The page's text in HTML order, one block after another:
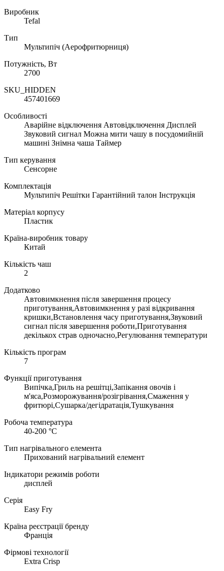
Виробник
Tefal
Тип
Мультипіч (Аерофритюрниця)
Потужність, Вт
2700
SKU_HIDDEN
457401669
Особливості
Аварійне відключення Автовідключення Дисплей
Звуковий сигнал Можна мити чашу в посудомийній
машині Знімна чаша Таймер
Тип керування
Сенсорне
Комплектація
Мультипіч Решітки Гарантійний талон Інструкція
Матеріал корпусу
Пластик
Країна-виробник товару
Китай
Кількість чаш
2
Додатково
Автовимкнення після завершення процесу
приготування,Автовимкнення у разі відкривання
кришки,Встановлення часу приготування,Звуковий
сигнал після завершення роботи,Приготування
декількох страв одночасно,Регулювання температури
Кількість програм
7
Функції приготування
Випічка,Гриль на решітці,Запікання овочів і
м'яса,Розморожування/розігрівання,Смаження у
фритюрі,Сушарка/дегідратація,Тушкування
Робоча температура
40-200 °C
Тип нагрівального елемента
Прихований нагрівальний елемент
Індикатори режимів роботи
дисплей
Серія
Easy Fry
Країна реєстрації бренду
Франція
Фірмові технології
Extra Crisp